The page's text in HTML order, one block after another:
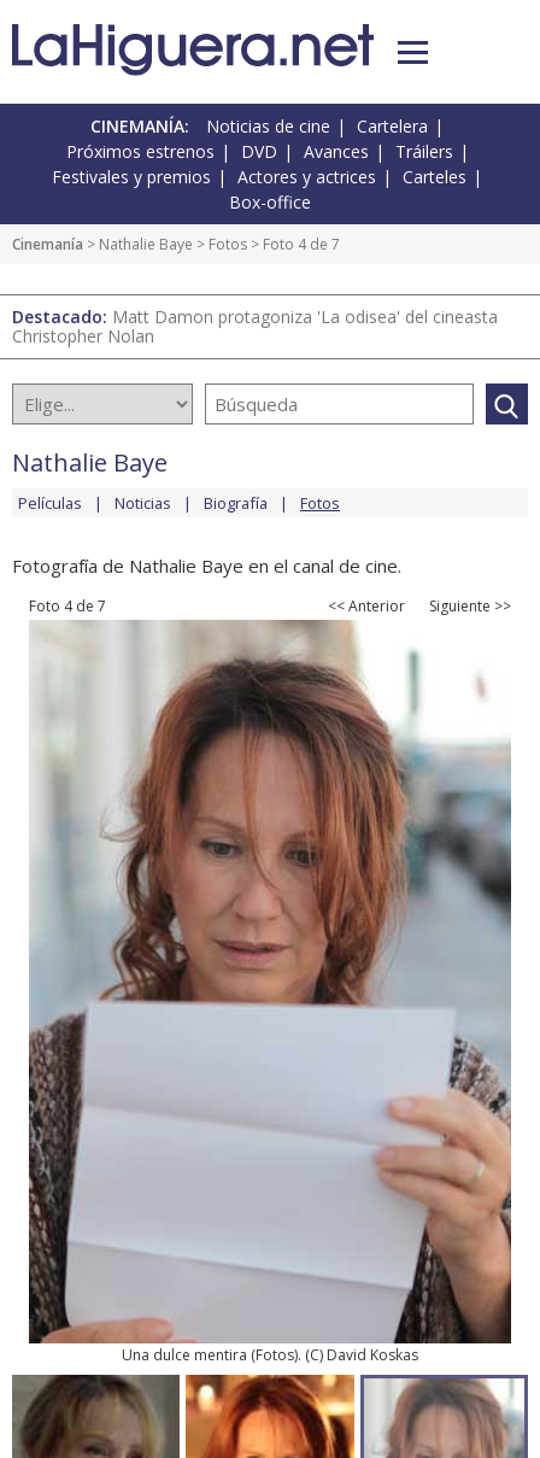
CINEMANÍA: Noticias de cine
Cartelera
Próximos estrenos
DVD Avances
Tráilers
Festivales y premios
Actores y actrices
Carteles
Box-office
Cinemanía > Nathalie Baye > Fotos > Foto 4 de 7
Destacado: Matt Damon protagoniza 'La odisea' del cineasta
Christopher Nolan
Nathalie Baye
Películas Noticias Biografía Fotos
Fotografía de Nathalie Baye en el canal de cine.
Foto 4 de 7 << Anterior Siguiente >>
Una dulce mentira (Fotos). (C) David Koskas